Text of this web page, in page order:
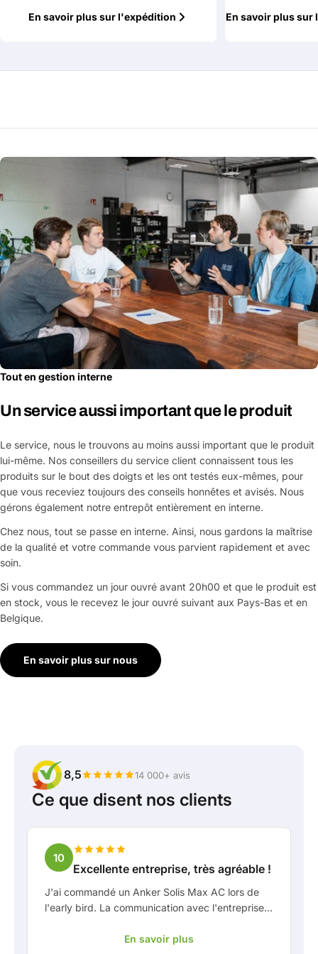
En savoir plus sur l'expédition En savoir plus sur
Tout en gestion interne
Un service aussi important que le produit
Le service, nous le trouvons au moins aussi important que le produit
lui-même. Nos conseillers du service client connaissent tous les
produits sur le bout des doigts et les ont testés eux-mêmes, pour
que vous receviez toujours des conseils honnêtes et avisés. Nous
gérons également notre entrepôt entièrement en interne.
Chez nous, tout se passe en interne. Ainsi, nous gardons la maîtrise
de la qualité et votre commande vous parvient rapidement et avec
soin.
Si vous commandez un jour ouvré avant 20h00 et que le produit est
en stock, vous le recevez le jour ouvré suivant aux Pays-Bas et en
Belgique.
En savoir plus sur nous
8,5 14 000+ avis
Ce que disent nos clients
10
Excellente entreprise, très agréable !
J'ai commandé un Anker Solis Max AC lors de
l'early bird. La communication avec l'entreprise,
en tant que client. Rico m'a tenu bien informé de
En savoir plus